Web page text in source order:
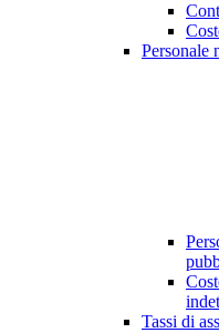
Personale
Tassi di